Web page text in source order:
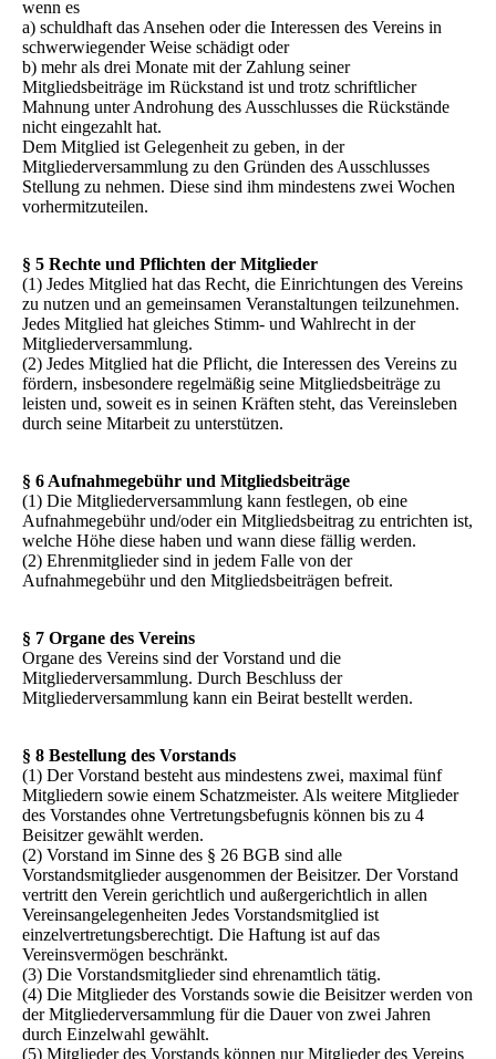
wenn es
a) schuldhaft das Ansehen oder die Interessen des Vereins in
schwerwiegender Weise schädigt oder
b) mehr als drei Monate mit der Zahlung seiner
Mitgliedsbeiträge im Rückstand ist und trotz schriftlicher
Mahnung unter Androhung des Ausschlusses die Rückstände
nicht eingezahlt hat.
Dem Mitglied ist Gelegenheit zu geben, in der
Mitgliederversammlung zu den Gründen des Ausschlusses
Stellung zu nehmen. Diese sind ihm mindestens zwei Wochen
vorhermitzuteilen.
§ 5 Rechte und Pflichten der Mitglieder
(1) Jedes Mitglied hat das Recht, die Einrichtungen des Vereins
zu nutzen und an gemeinsamen Veranstaltungen teilzunehmen.
Jedes Mitglied hat gleiches Stimm- und Wahlrecht in der
Mitgliederversammlung.
(2) Jedes Mitglied hat die Pflicht, die Interessen des Vereins zu
fördern, insbesondere regelmäßig seine Mitgliedsbeiträge zu
leisten und, soweit es in seinen Kräften steht, das Vereinsleben
durch seine Mitarbeit zu unterstützen.
§ 6 Aufnahmegebühr und Mitgliedsbeiträge
(1) Die Mitgliederversammlung kann festlegen, ob eine
Aufnahmegebühr und/oder ein Mitgliedsbeitrag zu entrichten ist,
welche Höhe diese haben und wann diese fällig werden.
(2) Ehrenmitglieder sind in jedem Falle von der
Aufnahmegebühr und den Mitgliedsbeiträgen befreit.
§ 7 Organe des Vereins
Organe des Vereins sind der Vorstand und die
Mitgliederversammlung. Durch Beschluss der
Mitgliederversammlung kann ein Beirat bestellt werden.
§ 8 Bestellung des Vorstands
(1) Der Vorstand besteht aus mindestens zwei, maximal fünf
Mitgliedern sowie einem Schatzmeister. Als weitere Mitglieder
des Vorstandes ohne Vertretungsbefugnis können bis zu 4
Beisitzer gewählt werden.
(2) Vorstand im Sinne des § 26 BGB sind alle
Vorstandsmitglieder ausgenommen der Beisitzer. Der Vorstand
vertritt den Verein gerichtlich und außergerichtlich in allen
Vereinsangelegenheiten Jedes Vorstandsmitglied ist
einzelvertretungsberechtigt. Die Haftung ist auf das
Vereinsvermögen beschränkt.
(3) Die Vorstandsmitglieder sind ehrenamtlich tätig.
(4) Die Mitglieder des Vorstands sowie die Beisitzer werden von
der Mitgliederversammlung für die Dauer von zwei Jahren
durch Einzelwahl gewählt.
(5) Mitglieder des Vorstands können nur Mitglieder des Vereins